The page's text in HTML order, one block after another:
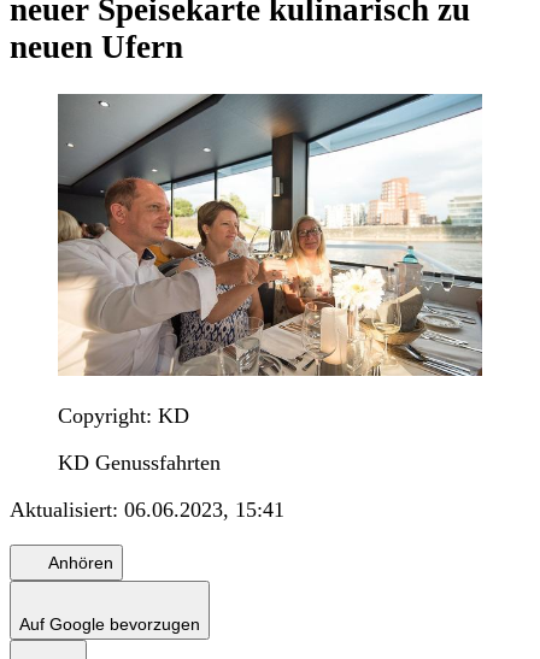
neuer Speisekarte kulinarisch zu
neuen Ufern
Copyright: KD
KD Genussfahrten
Aktualisiert: 06.06.2023, 15:41
Anhören
Auf Google bevorzugen